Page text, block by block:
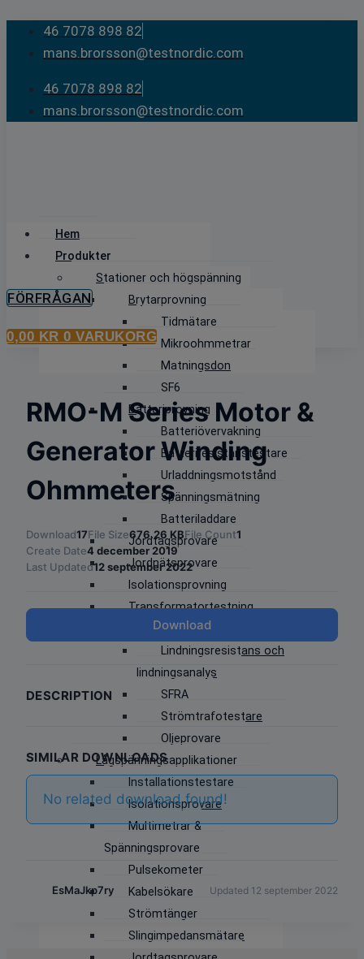
Skip
content
46 7078 898 82
mans.brorsson@testnordic.com
46 7078 898 82
mans.brorsson@testnordic.com
Hem
Produkter
Stationer och högspänning
Brytarprovning
Tidmätare
Mikroohmmetrar
Matningsdon
SF6
Batteriprovning
Batteriövervakning
Batteriresistanstestare
Urladdningsmotstånd
Spänningsmätning
Batteriladdare
Jordtagsprovare
Jordnätsprovare
Isolationsprovning
Transformatortestning
Omsättning
Lindningsresistans och
lindningsanalys
SFRA
Strömtrafotestare
Oljeprovare
Lågspänningsapplikationer
Installationstestare
Isolationsprovare
Multimetrar &
Spänningsprovare
Pulsekometer
Kabelsökare
Strömtänger
Slingimpedansmätare
FÖRFRÅGAN
0,00 KR 0 VARUKORG
RMO-M Series Motor &
Generator Winding
Ohmmeters
Download17File Size676.26 KBFile Count1
Create Date4 december 2019
Last Updated12 september 2022
Download
DESCRIPTION
SIMILAR DOWNLOADS
No related download found!
EsMaJkp7ry Updated 12 september 2022